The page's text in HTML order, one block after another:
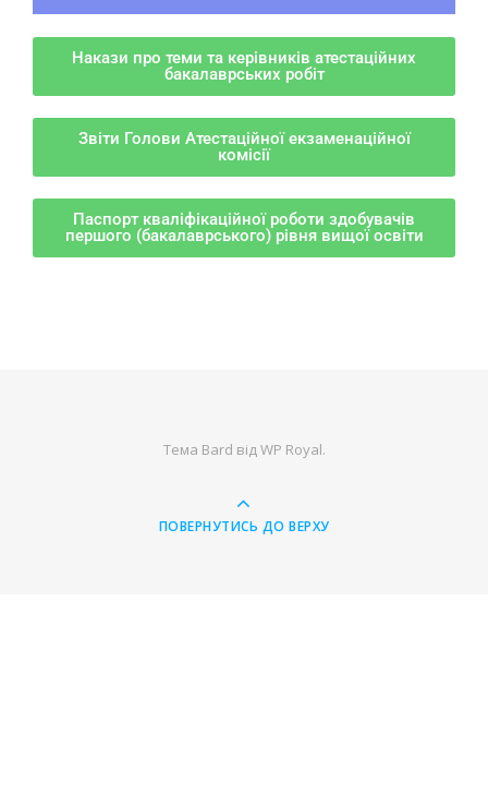
Накази про теми та керівників атестаційних
бакалаврських робіт
Звіти Голови Атестаційної екзаменаційної
комісії
Паспорт кваліфікаційної роботи здобувачів
першого (бакалаврського) рівня вищої освіти
Тема Bard відWP Royal.
ПОВЕРНУТИСЬ ДО ВЕРХУ